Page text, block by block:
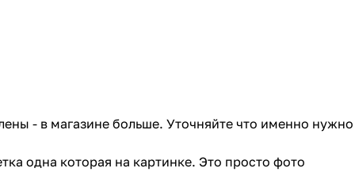
- в магазине больше. Уточняйте что именно нужно
одна которая на картинке. Это просто фото